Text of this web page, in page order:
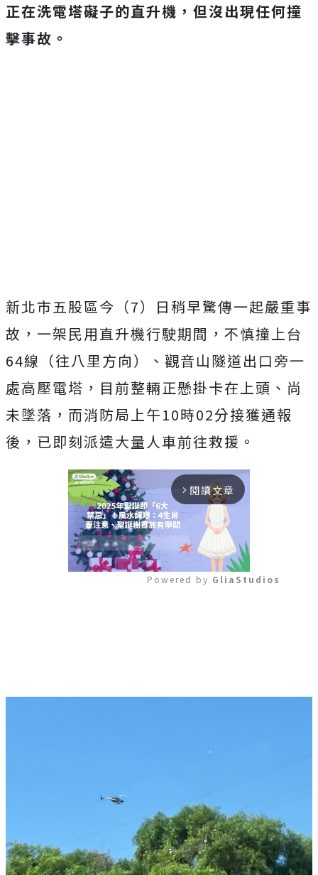
正在洗電塔礙子的直升機，但沒出現任何撞
擊事故。
新北市五股區今（7）日稍早驚傳一起嚴重事
故，一架民用直升機行駛期間，不慎撞上台
64線（往八里方向）、觀音山隧道出口旁一
處高壓電塔，目前整輛正懸掛卡在上頭、尚
未墜落，而消防局上午10時02分接獲通報
後，已即刻派遣大量人車前往救援。
arrow_forward_ios 閱讀文章
Powered by GliaStudios